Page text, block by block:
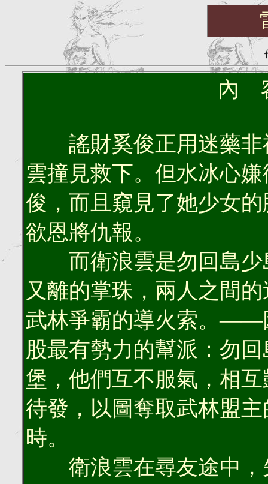
內
謠財奚俊正用迷藥非
雲撞見救下。但水冰心
俊，而且窺見了她少女
欲恩將仇報。
而衛浪雲是勿回島少
又離的掌珠，兩人之間
武林爭霸的導火索。——
股最有勢力的幫派：勿
堡，他們互不服氣，相
待發，以圖奪取武林盟
時。
衛浪雲在尋友途中，